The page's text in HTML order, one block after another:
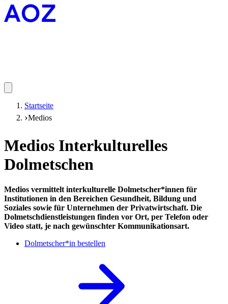
Startseite
Medios
Medios Interkulturelles
Dolmetschen
Medios vermittelt interkulturelle Dolmetscher*innen für
Institutionen in den Bereichen Gesundheit, Bildung und
Soziales sowie für Unternehmen der Privatwirtschaft. Die
Dolmetschdienstleistungen finden vor Ort, per Telefon oder
Video statt, je nach gewünschter Kommunikationsart.
Dolmetscher*in bestellen